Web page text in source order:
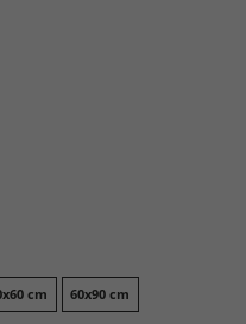
cm 60x90 cm